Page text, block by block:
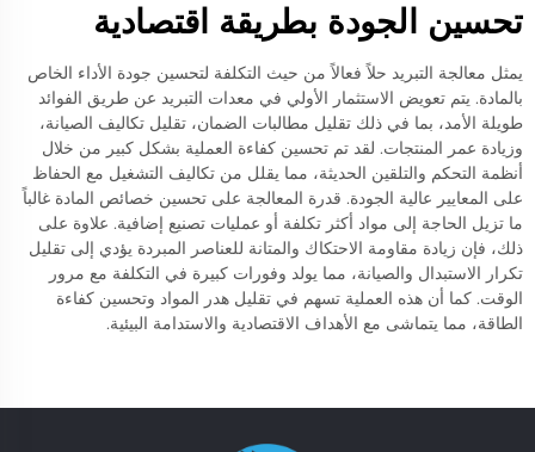
تحسين الجودة بطريقة اقتصادية
يمثل معالجة التبريد حلاً فعالاً من حيث التكلفة لتحسين جودة الأداء الخاص
بالمادة. يتم تعويض الاستثمار الأولي في معدات التبريد عن طريق الفوائد
طويلة الأمد، بما في ذلك تقليل مطالبات الضمان، تقليل تكاليف الصيانة،
وزيادة عمر المنتجات. لقد تم تحسين كفاءة العملية بشكل كبير من خلال
أنظمة التحكم والتلقين الحديثة، مما يقلل من تكاليف التشغيل مع الحفاظ
على المعايير عالية الجودة. قدرة المعالجة على تحسين خصائص المادة غالباً
ما تزيل الحاجة إلى مواد أكثر تكلفة أو عمليات تصنيع إضافية. علاوة على
ذلك، فإن زيادة مقاومة الاحتكاك والمتانة للعناصر المبردة يؤدي إلى تقليل
تكرار الاستبدال والصيانة، مما يولد وفورات كبيرة في التكلفة مع مرور
الوقت. كما أن هذه العملية تسهم في تقليل هدر المواد وتحسين كفاءة
الطاقة، مما يتماشى مع الأهداف الاقتصادية والاستدامة البيئية.